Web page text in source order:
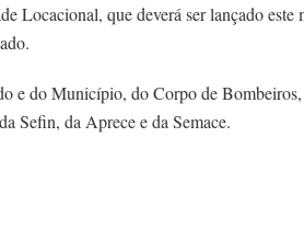
Locacional, que deverá ser lançado este
e do Município, do Corpo de
Sefin, da Aprece e da Semace.